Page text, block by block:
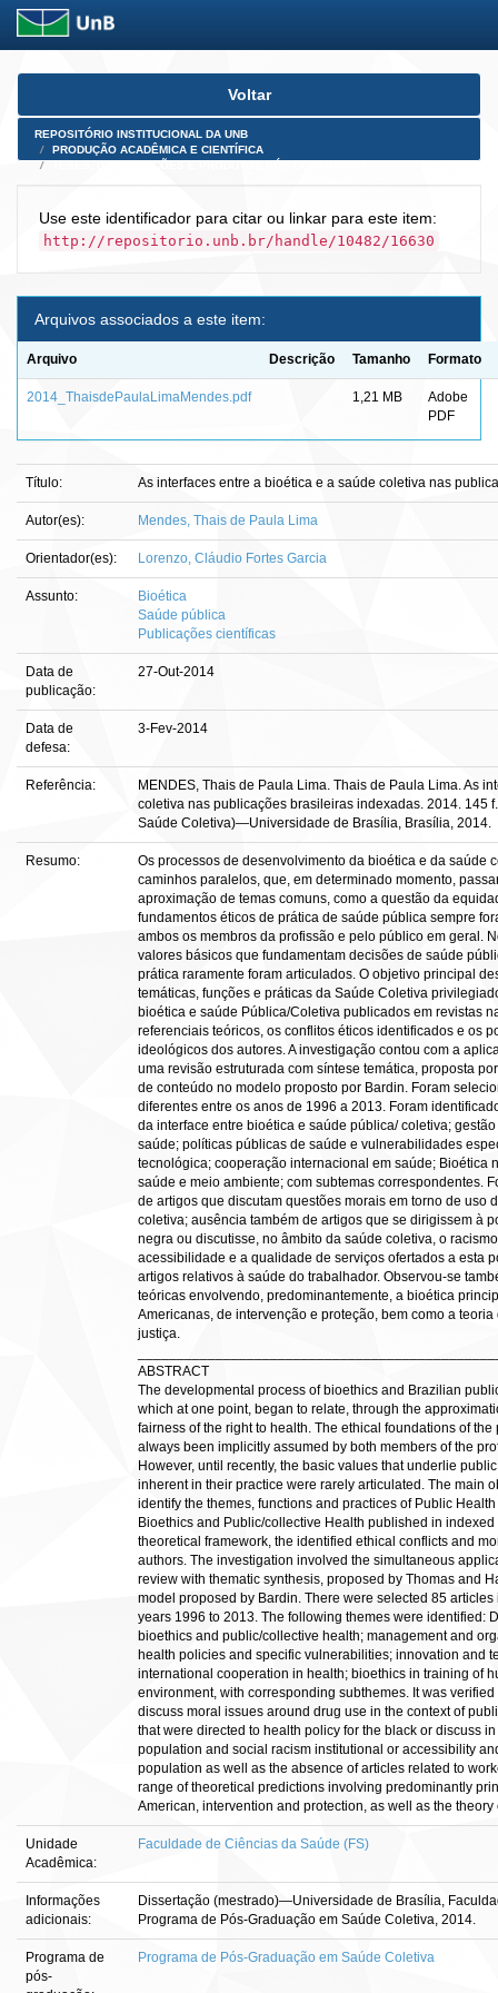
Skip
Voltar
REPOSITÓRIO INSTITUCIONAL DA UNB
PRODUÇÃO ACADÊMICA E CIENTÍFICA
Use este identificador para citar ou linkar para este item:
http://repositorio.unb.br/handle/10482/16630
Arquivos associados a este item:
Arquivo Descrição Tamanho Formato
2014_ThaisdePaulaLimaMendes.pdf 1,21 MB
Adobe
PDF
Título: As interfaces entre a bioética e a saúde coletiva nas
Autor(es): Mendes, Thais de Paula Lima
Orientador(es): Lorenzo, Cláudio Fortes Garcia
Assunto:
Bioética
Saúde pública
Publicações científicas
Data de
publicação:
27-Out-2014
Data de
defesa:
3-Fev-2014
Referência:
MENDES, Thais de Paula Lima. Thais de Paula Lima. As
coletiva nas publicações brasileiras indexadas. 2014. 145
Saúde Coletiva)—Universidade de Brasília, Brasília, 2014.
Resumo:
Os processos de desenvolvimento da bioética e da saúde
caminhos paralelos, que, em determinado momento,
aproximação de temas comuns, como a questão da
fundamentos éticos de prática de saúde pública sempre
ambos os membros da profissão e pelo público em geral.
valores básicos que fundamentam decisões de saúde
prática raramente foram articulados. O objetivo principal
temáticas, funções e práticas da Saúde Coletiva
bioética e saúde Pública/Coletiva publicados em revistas
referenciais teóricos, os conflitos éticos identificados e os
ideológicos dos autores. A investigação contou com a
uma revisão estruturada com síntese temática, proposta
de conteúdo no modelo proposto por Bardin. Foram
diferentes entre os anos de 1996 a 2013. Foram
da interface entre bioética e saúde pública/ coletiva;
saúde; políticas públicas de saúde e vulnerabilidades
tecnológica; cooperação internacional em saúde; Bioética
saúde e meio ambiente; com subtemas correspondentes.
de artigos que discutam questões morais em torno de uso
coletiva; ausência também de artigos que se dirigissem à
negra ou discutisse, no âmbito da saúde coletiva, o
acessibilidade e a qualidade de serviços ofertados a esta
artigos relativos à saúde do trabalhador. Observou-se
teóricas envolvendo, predominantemente, a bioética
Americanas, de intervenção e proteção, bem como a
justiça.
ABSTRACT
The developmental process of bioethics and Brazilian
which at one point, began to relate, through the
fairness of the right to health. The ethical foundations of
always been implicitly assumed by both members of the
However, until recently, the basic values that underlie
inherent in their practice were rarely articulated. The main
identify the themes, functions and practices of Public
Bioethics and Public/collective Health published in
theoretical framework, the identified ethical conflicts and
authors. The investigation involved the simultaneous
review with thematic synthesis, proposed by Thomas and
model proposed by Bardin. There were selected 85
years 1996 to 2013. The following themes were identified:
bioethics and public/collective health; management and
health policies and specific vulnerabilities; innovation and
international cooperation in health; bioethics in training of
environment, with corresponding subthemes. It was
discuss moral issues around drug use in the context of
that were directed to health policy for the black or discuss
population and social racism institutional or accessibility
population as well as the absence of articles related to
range of theoretical predictions involving predominantly
American, intervention and protection, as well as the
Unidade
Acadêmica:
Faculdade de Ciências da Saúde (FS)
Informações
adicionais:
Dissertação (mestrado)—Universidade de Brasília,
Programa de Pós-Graduação em Saúde Coletiva, 2014.
Programa de
pós-
Programa de Pós-Graduação em Saúde Coletiva